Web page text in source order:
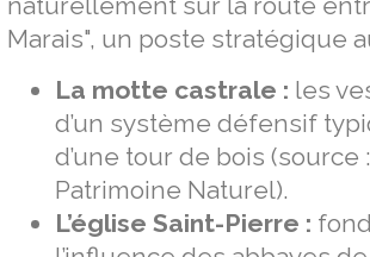
Marais", un poste stratégique
La motte castrale : les
d’un système défensif
d’une tour de bois
Patrimoine Naturel).
L’église Saint-Pierre :